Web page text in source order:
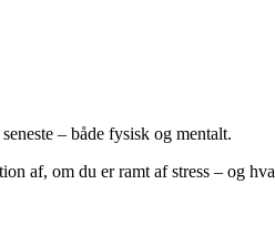
– både fysisk og mentalt.
af, om du er ramt af stress – og